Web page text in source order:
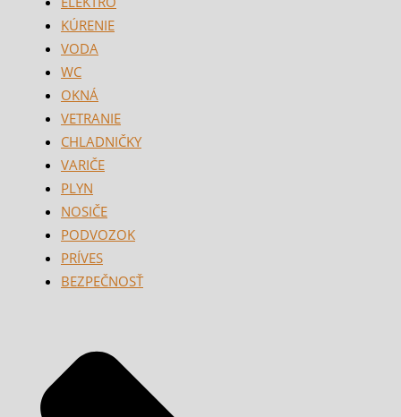
KÚRENIE
VODA
WC
OKNÁ
VETRANIE
CHLADNIČKY
VARIČE
PLYN
NOSIČE
PODVOZOK
PRÍVES
BEZPEČNOSŤ